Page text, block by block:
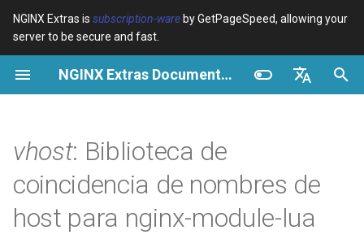
NGINX Extras is subscription-ware by GetPageSpeed, allowing your
server to be secure and fast.
NGINX Extras Documentation
Português (Brasil)
Français
I
n
l
device-type Variables
Examples
Troubleshooting
geoip2
Directives
Examples
Troubleshooting
pagespeed
Get started
Production operations
Filter reference
CentOS/RHEL 7 o Amazon
CentOS/RHEL 8+, Fedora
Linux, Amazon Linux 2023
Cache
cPanel EA4 - Proxy Cache
Rendimiento
Seguridad
RHEL/CentOS
NGINX-MOD - NGINX
mejorado con HTTP/3,
HPACK y verificaciones de
vhost: Biblioteca de
coincidencia de nombres de
host para nginx-module-lua